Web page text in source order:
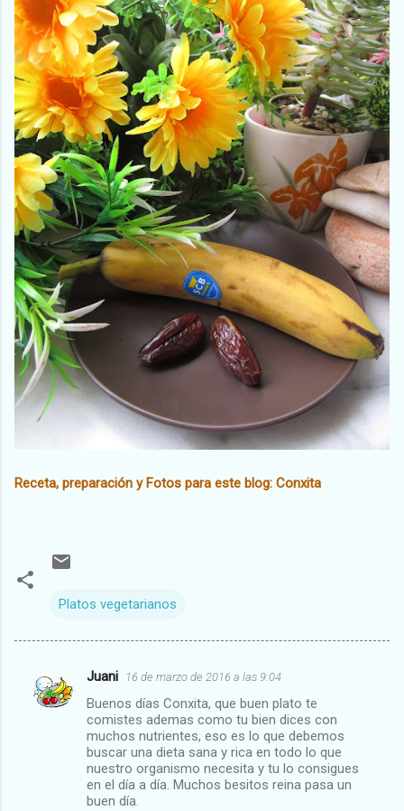
Receta, preparación y Fotos para este blog: Conxita
Platos vegetarianos
C
Juani 16 de marzo de 2016 a las 9:04
Buenos días Conxita, que buen plato te
comistes ademas como tu bien dices con
muchos nutrientes, eso es lo que debemos
buscar una dieta sana y rica en todo lo que
nuestro organismo necesita y tu lo consigues
en el día a día. Muchos besitos reina pasa un
buen día.